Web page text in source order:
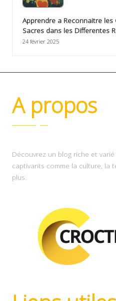
Apprendre a Reconnaitre les
Sacres dans les Differentes
24 février 2025
A propos
Découvrez un blog riche et
captivants comme la culture, la
plus.